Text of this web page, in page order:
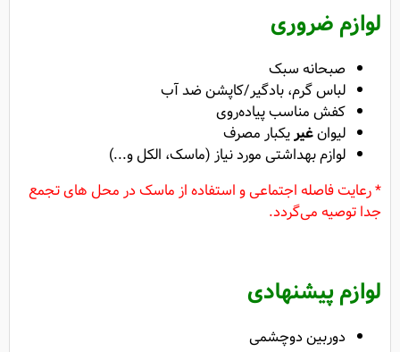
لوازم ضروری
صبحانه سبک
لباس گرم، بادگیر/کاپشن ضد آب
کفش مناسب پیاده‌روی
لیوانغیریکبار مصرف
لوازم بهداشتی مورد نیاز (ماسک، الکل و...)
* رعایت فاصله اجتماعی و استفاده از ماسک در محل های تجمع
جدا توصیه می‌گردد.
لوازم پیشنهادی
دوربین دوچشمی